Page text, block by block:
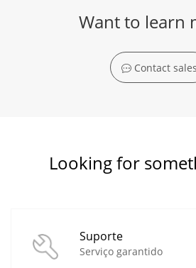
Want to learn
Contact sales
Looking for
Suporte
Serviço garantido